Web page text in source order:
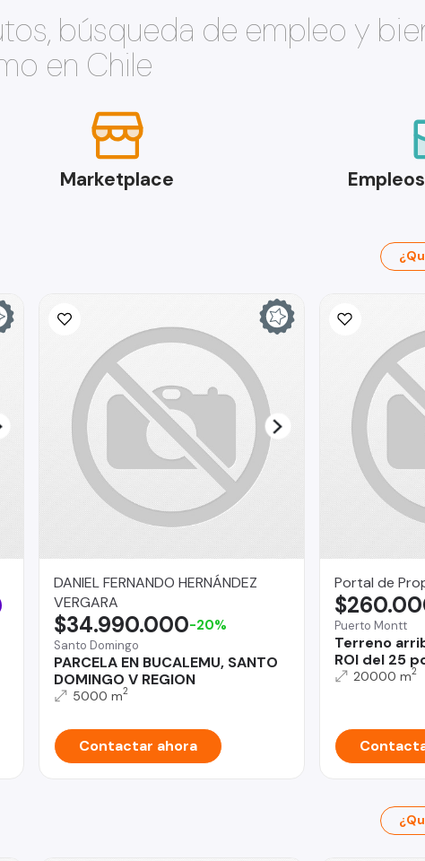
búsqueda de empleo y
en Chile
Marketplace
DANIEL FERNANDO HERNÁNDEZ
VERGARA
Santo Domingo
PARCELA EN BUCALEMU, SANTO
DOMINGO V REGION
$34.990.000-20%
5000 m2
Contactar ahora
Portal de
Puerto Montt
Terreno
ROI del 25
20000 m2